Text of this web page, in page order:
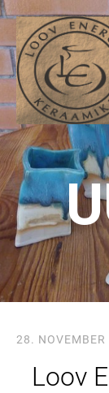
28. NOVEMBER
Loov